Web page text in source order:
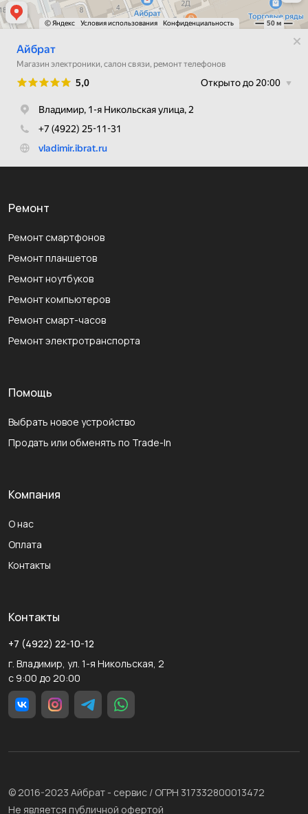
Ремонт
Ремонт смартфонов
Ремонт планшетов
Ремонт ноутбуков
Ремонт компьютеров
Ремонт смарт-часов
Ремонт электротранспорта
Помощь
Выбрать новое устройство
Продать или обменять по Trade-In
Компания
О нас
Оплата
Контакты
Контакты
+7 (4922) 22-10-12
г. Владимир, ул. 1-я Никольская, 2
с 9:00 до 20:00
© 2016-2023 Айбрат - сервис / ОГРН 317332800013472
Не является публичной офертой